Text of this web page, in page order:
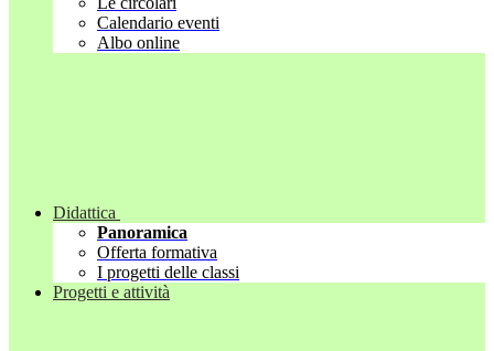
Calendario eventi
Albo online
Didattica
Panoramica
Offerta formativa
I progetti delle classi
Progetti e attività